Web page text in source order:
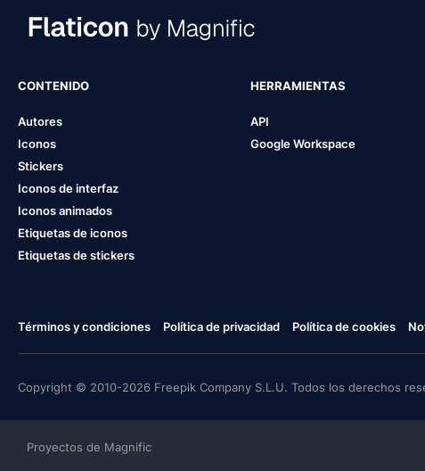
CONTENIDO
Autores
Iconos
Stickers
Iconos de interfaz
Iconos animados
Etiquetas de iconos
Etiquetas de stickers
HERRAMIENTAS
API
Google Workspace
Términos y condiciones Política de privacidad Política de cookies
Copyright © 2010-2026 Freepik Company S.L.U. Todos los derechos
Proyectos de Magnific